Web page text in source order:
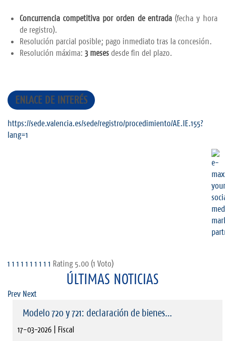
Concurrencia competitiva por orden de entrada (fecha y hora
de registro).
Resolución parcial posible; pago inmediato tras la concesión.
Resolución máxima: 3 meses desde fin del plazo.
ENLACE DE INTERÉS
https://sede.valencia.es/sede/registro/procedimiento/AE.IE.155?
lang=1
1 1 1 1 1 1 1 1 1 1 Rating 5.00 (1 Voto)
ÚLTIMAS NOTICIAS
Prev Next
Modelo 720 y 721: declaración de bienes…
17-03-2026 | Fiscal